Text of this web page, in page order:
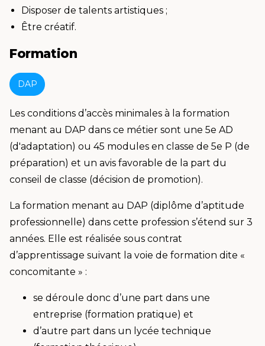
Disposer de talents artistiques ;
Être créatif.
Formation
DAP
Les conditions d’accès minimales à la formation
menant au DAP dans ce métier sont une 5e AD
(d'adaptation) ou 45 modules en classe de 5e P (de
préparation) et un avis favorable de la part du
conseil de classe (décision de promotion).
La formation menant au DAP (diplôme d’aptitude
professionnelle) dans cette profession s’étend sur 3
années. Elle est réalisée sous contrat
d’apprentissage suivant la voie de formation dite «
concomitante » :
se déroule donc d’une part dans une
entreprise (formation pratique) et
d’autre part dans un lycée technique